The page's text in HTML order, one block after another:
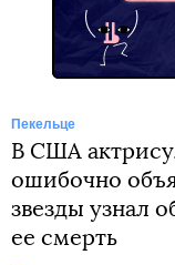
Пекельце
В США
ошибочно
звезды узнал
ее смерть